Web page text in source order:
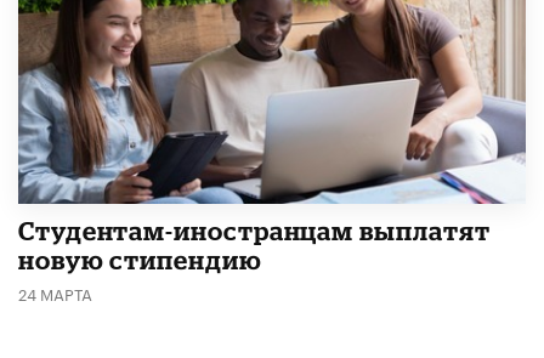
Студентам-иностранцам выплатят
новую стипендию
24 МАРТА